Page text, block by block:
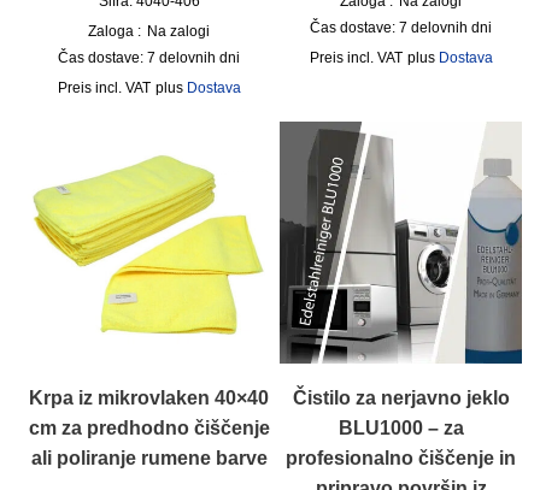
Zaloga : Na zalogi
Čas dostave: 7 delovnih dni
incl. VAT plus Dostava
Čas dostave: 7 delovnih dni
incl. VAT plus Dostava
Krpa iz mikrovlaken 40×40
cm za predhodno čiščenje
ali poliranje rumene barve
Čistilo za nerjavno jeklo
BLU1000 – za
profesionalno čiščenje in